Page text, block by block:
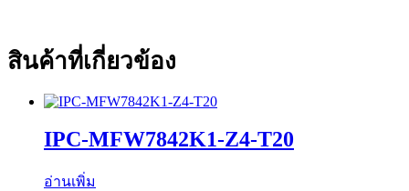
สินค้าที่เกี่ยวข้อง
IPC-MFW7842K1-Z4-T20
อ่านเพิ่ม